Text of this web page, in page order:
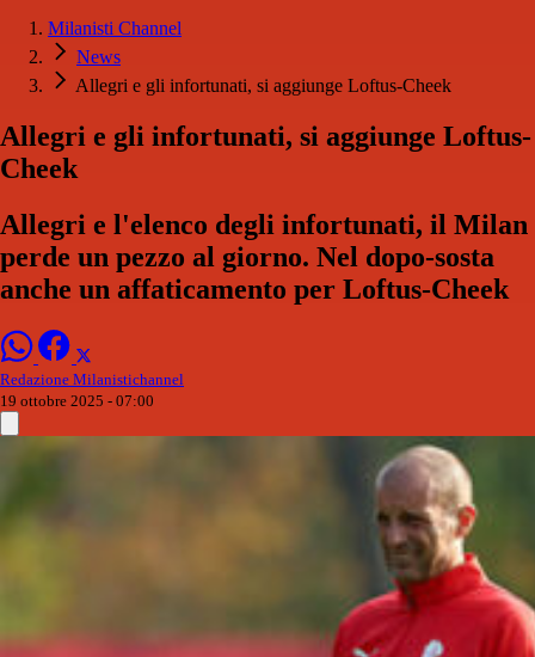
Milanisti Channel
News
Allegri e gli infortunati, si aggiunge Loftus-Cheek
Allegri e gli infortunati, si aggiunge Loftus-
Cheek
Allegri e l'elenco degli infortunati, il Milan
perde un pezzo al giorno. Nel dopo-sosta
anche un affaticamento per Loftus-Cheek
Redazione Milanistichannel
19 ottobre 2025 - 07:00